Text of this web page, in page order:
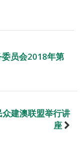
员会2018年第
建澳联盟举行讲
座